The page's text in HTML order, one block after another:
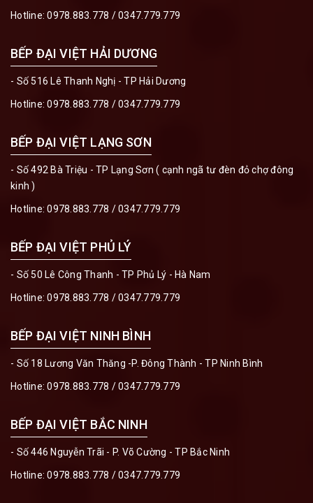
Hotline:0978.883.778 /0347.779.779
BẾP ĐẠI VIỆT HẢI DƯƠNG
- Số 516 Lê Thanh Nghị - TP Hải Dương
Hotline:0978.883.778 /0347.779.779
BẾP ĐẠI VIỆT LẠNG SƠN
- Số 492 Bà Triệu - TP Lạng Sơn ( cạnh ngã tư đèn đỏ chợ đông
kinh )
Hotline:0978.883.778 /0347.779.779
BẾP ĐẠI VIỆT PHỦ LÝ
- Số 50 Lê Công Thanh - TP Phủ Lý - Hà Nam
Hotline:0978.883.778 /0347.779.779
BẾP ĐẠI VIỆT NINH BÌNH
- Số 18 Lương Văn Thăng -P. Đông Thành - TP Ninh Bình
Hotline:0978.883.778 /0347.779.779
BẾP ĐẠI VIỆT BẮC NINH
- Số 446 Nguyễn Trãi - P. Võ Cường - TP Bắc Ninh
Hotline:0978.883.778 /0347.779.779